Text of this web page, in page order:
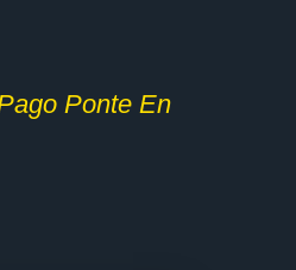
Ponte En